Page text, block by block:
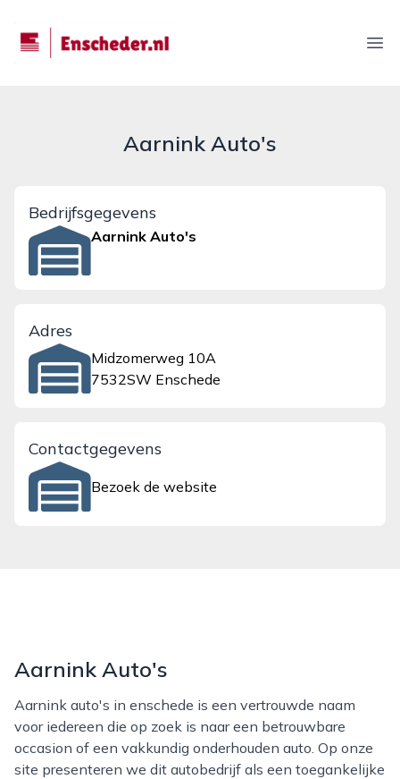
enscheder.nl
Aarnink Auto's
Bedrijfsgegevens
Aarnink Auto's
Adres
Midzomerweg 10A
7532SW Enschede
Contactgegevens
Bezoek de website
Aarnink Auto's
Aarnink auto's in enschede is een vertrouwde naam
voor iedereen die op zoek is naar een betrouwbare
occasion of een vakkundig onderhouden auto. Op onze
site presenteren we dit autobedrijf als een toegankelijke